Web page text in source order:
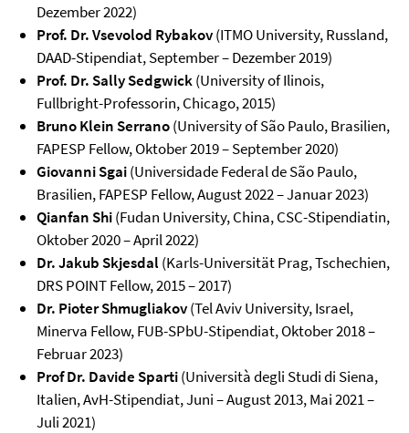
Dezember 2022)
Prof. Dr. Vsevolod Rybakov(ITMO University, Russland,
DAAD-Stipendiat, September – Dezember 2019)
Prof. Dr. Sally Sedgwick(University of Ilinois,
Fullbright-Professorin, Chicago, 2015)
Bruno Klein Serrano(University of São Paulo, Brasilien,
FAPESP Fellow, Oktober 2019 – September 2020)
Giovanni Sgai(Universidade Federal de São Paulo,
Brasilien, FAPESP Fellow, August 2022 – Januar 2023)
Qianfan Shi(Fudan University, China, CSC-Stipendiatin,
Oktober 2020 – April 2022)
Dr. Jakub Skjesdal(Karls-Universität Prag, Tschechien,
DRS POINT Fellow, 2015 – 2017)
Dr. Pioter Shmugliakov(Tel Aviv University, Israel,
Minerva Fellow, FUB-SPbU-Stipendiat, Oktober 2018 –
Februar 2023)
Prof Dr. Davide Sparti(Università degli Studi di Siena,
Italien, AvH-Stipendiat, Juni – August 2013, Mai 2021 –
Juli 2021)